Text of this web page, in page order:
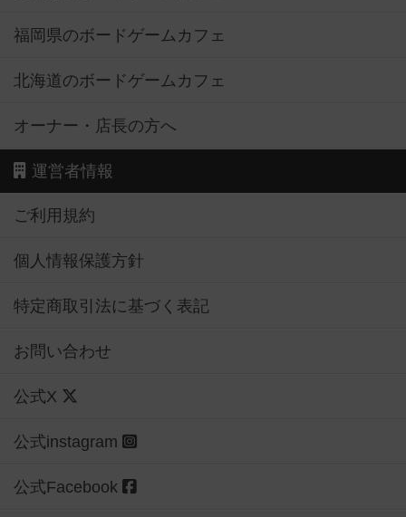
福岡県のボードゲームカフェ
北海道のボードゲームカフェ
オーナー・店長の方へ
運営者情報
ご利用規約
個人情報保護方針
特定商取引法に基づく表記
お問い合わせ
公式X
公式instagram
公式Facebook